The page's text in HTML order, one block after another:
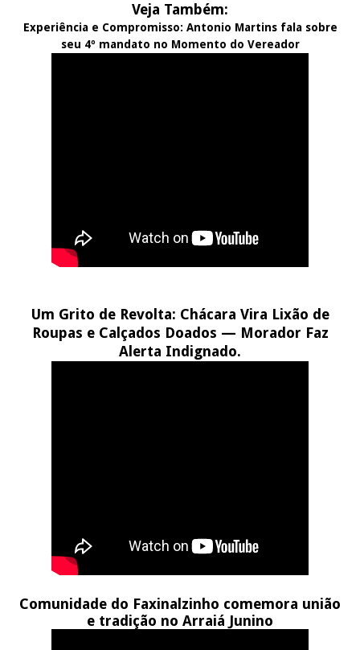
Veja Também:
Experiência e Compromisso: Antonio Martins fala sobre
seu 4º mandato no Momento do Vereador
Um Grito de Revolta: Chácara Vira Lixão de
Roupas e Calçados Doados — Morador Faz
Alerta Indignado.
Comunidade do Faxinalzinho comemora união
e tradição no Arraiá Junino